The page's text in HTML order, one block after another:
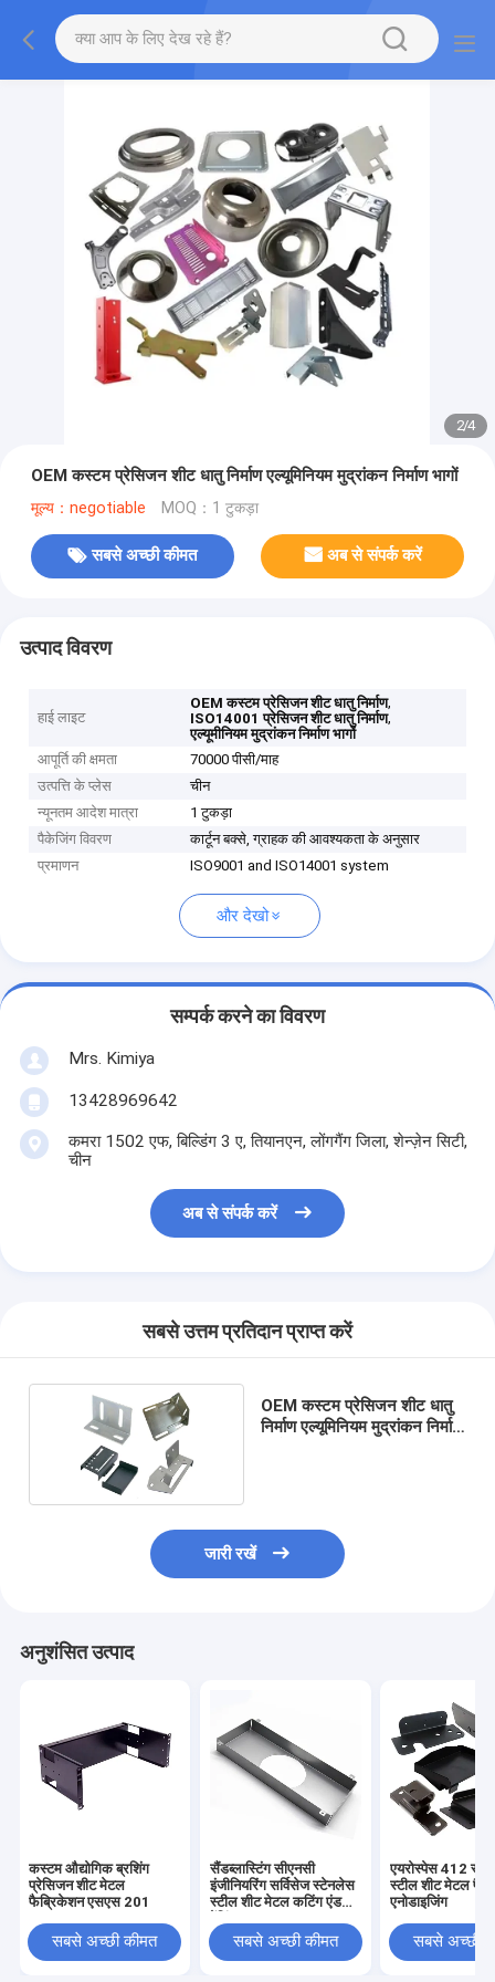
2/4
OEM कस्टम प्रेसिजन शीट धातु निर्माण एल्यूमिनियम मुद्रांकन निर्माण भागों
मूल्य：negotiable MOQ：1 टुकड़ा
सबसे अच्छी कीमत अब से संपर्क करें
उत्पाद विवरण
हाई लाइट
OEM कस्टम प्रेसिजन शीट धातु निर्माण,
ISO14001 प्रेसिजन शीट धातु निर्माण,
एल्यूमीनियम मुद्रांकन निर्माण भागों
आपूर्ति की क्षमता
70000 पीसी/माह
उत्पत्ति के प्लेस
चीन
न्यूनतम आदेश मात्रा
1 टुकड़ा
पैकेजिंग विवरण
कार्टून बक्से, ग्राहक की आवश्यकता के अनुसार
प्रमाणन
ISO9001 and ISO14001 system
और देखो
सम्पर्क करने का विवरण
Mrs. Kimiya
13428969642
कमरा 1502 एफ, बिल्डिंग 3 ए, तियानएन, लोंगगैंग जिला, शेन्ज़ेन सिटी,
चीन
अब से संपर्क करें
सबसे उत्तम प्रतिदान प्राप्त करें
OEM कस्टम प्रेसिजन शीट धातु
निर्माण एल्यूमिनियम मुद्रांकन निर्माण
जारी रखें
अनुशंसित उत्पाद
कस्टम औद्योगिक ब्रशिंग
प्रेसिजन शीट मेटल
फैब्रिकेशन एसएस 201
सबसे अच्छी कीमत
सैंडब्लास्टिंग सीएनसी
इंजीनियरिंग सर्विसेज स्टेनलेस
स्टील शीट मेटल कटिंग एंड
सबसे अच्छी कीमत
एयरोस्पेस 412
स्टील शीट मेटल
एनोडाइजिंग
सबसे अच्छी